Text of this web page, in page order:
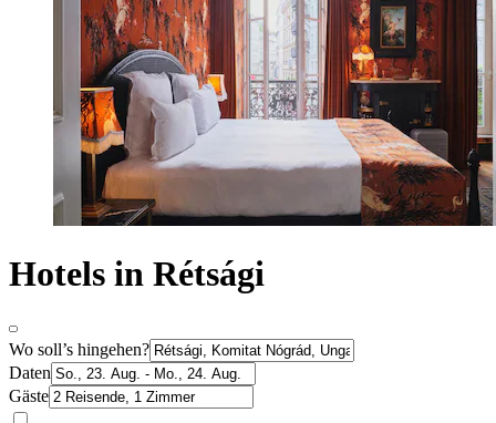
Hotels in Rétsági
Wo soll’s hingehen?
Daten
Gäste